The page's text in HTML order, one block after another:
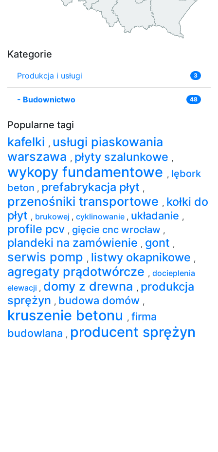
Kategorie
Produkcja i usługi 3
- Budownictwo 48
Popularne tagi
kafelki , usługi piaskowania
warszawa , płyty szalunkowe ,
wykopy fundamentowe , lębork
beton , prefabrykacja płyt ,
przenośniki transportowe , kołki do
płyt , brukowej , cyklinowanie , układanie ,
profile pcv , gięcie cnc wrocław ,
plandeki na zamówienie , gont ,
serwis pomp , listwy okapnikowe ,
agregaty prądotwórcze , docieplenia
elewacji , domy z drewna , produkcja
sprężyn , budowa domów ,
kruszenie betonu , firma
budowlana , producent sprężyn